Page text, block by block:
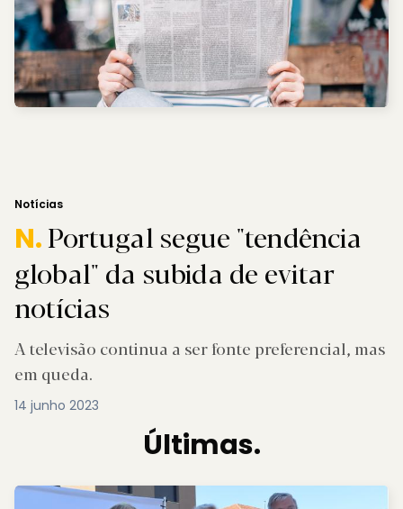
Notícias
N.Portugal segue "tendência
global" da subida de evitar
notícias
A televisão continua a ser fonte preferencial, mas
em queda.
14 junho 2023
Últimas.